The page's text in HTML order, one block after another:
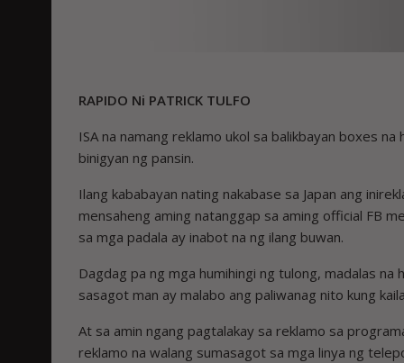
RAPIDO Ni PATRICK TULFO
ISA na namang reklamo ukol sa balikbayan boxes
binigyan ng pansin.
Ilang kababayan nating nakabase sa Japan ang
mensaheng aming natanggap sa aming official FB
sa mga padala ay inabot na ng ilang buwan.
Dagdag pa ng mga ­humihingi ng tulong, madalas
sasagot man ay malabo ang paliwanag nito kung
At sa amin ngang pagtalakay sa reklamo sa
reklamo na walang sumasagot sa mga linya ng